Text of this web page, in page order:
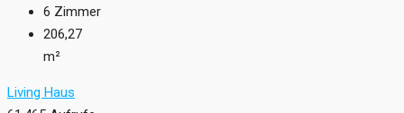
6 Zimmer
206,27
m²
Living Haus